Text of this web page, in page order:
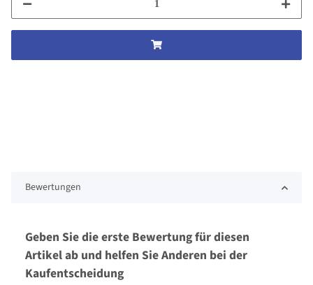
Bewertungen
Geben Sie die erste Bewertung für diesen
Artikel ab und helfen Sie Anderen bei der
Kaufentscheidung